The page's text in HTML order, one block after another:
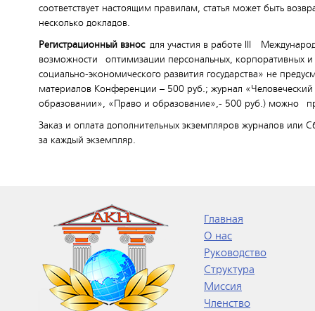
соответствует настоящим правилам, статья может быть
несколько докладов.
Регистрационный взнос для участия в работе III
возможности оптимизации персональных, корпоративных
социально-экономического развития государства» не
материалов Конференции – 500 руб.; журнал
образовании», «Право и образование»,- 500 руб.) можно
Заказ и оплата дополнительных экземпляров журналов
за каждый экземпляр.
Главная
О нас
Руководство
Структура
Миссия
Членство